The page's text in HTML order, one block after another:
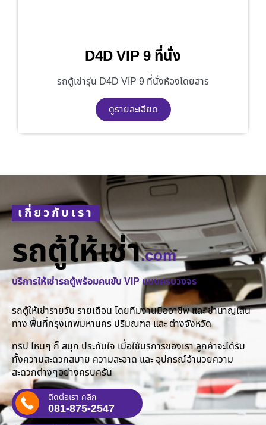
D4D VIP 9 ที่นั่ง
รถตู้เช่ารุ่น D4D VIP 9 ที่นั่งห้องโดยสาร
ดูรายละเอียด
เกี่ยวกับเรา
รถตู้ให้เช่า.com
บริการให้เช่ารถตู้พร้อมคนขับ VIP แบบครบวงจร
รถตู้ให้เช่ารายวัน รายเดือน โดยทีมงานมืออาชีพ และ ชำนาญเส้น
ทาง พื้นที่กรุงเทพมหานคร ปริมณฑล และ ต่างจังหวัด
ทริป ไหนๆ ก็ สนุก ประทับใจ เมื่อใช้บริการของเรา ลูกค้าจะได้รับ
ทั้งความสะดวกสบาย ความสะอาด และ อุปกรณ์อำนวยความ
สะดวกต่างๆอย่างครบครัน
ติดต่อเรา คลิก
081-875-2547